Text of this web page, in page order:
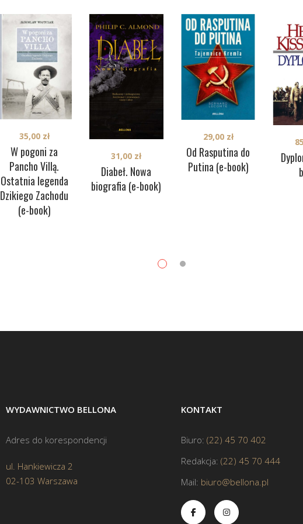
W pogoni za
Pancho Villą.
Ostatnia legenda
Dzikiego Zachodu
(e-book)
35,00 zł
Diabeł. Nowa
biografia (e-book)
31,00 zł
Od Rasputina do
Putina (e-book)
29,00 zł
WYDAWNICTWO BELLONA
Adres do korespondencji
ul. Hankiewicza 2
02-103 Warszawa
KONTAKT
Biuro: (22) 45 70 402
Redakcja: (22) 45 70 444
Mail: biuro@bellona.pl